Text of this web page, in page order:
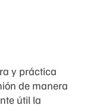
y práctica
de manera
útil la